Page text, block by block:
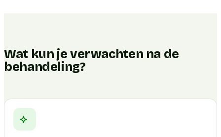
Wat kun je verwachten na de
behandeling?